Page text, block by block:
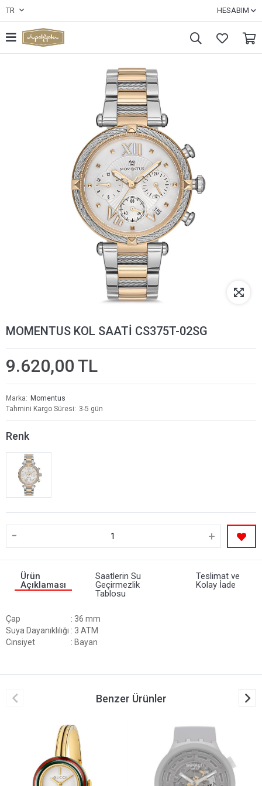
TR HESABIM
MOMENTUS KOL SAATİ CS375T-02SG
9.620,00 TL
Marka
Momentus
Tahmini Kargo Süresi
3-5 gün
Renk
- +
Ürün
Açıklaması
Saatlerin Su
Geçirmezlik
Tablosu
Teslimat ve
Kolay İade
Çap
: 36 mm
Suya Dayanıklılığı : 3 ATM
Cinsiyet
: Bayan
Benzer Ürünler